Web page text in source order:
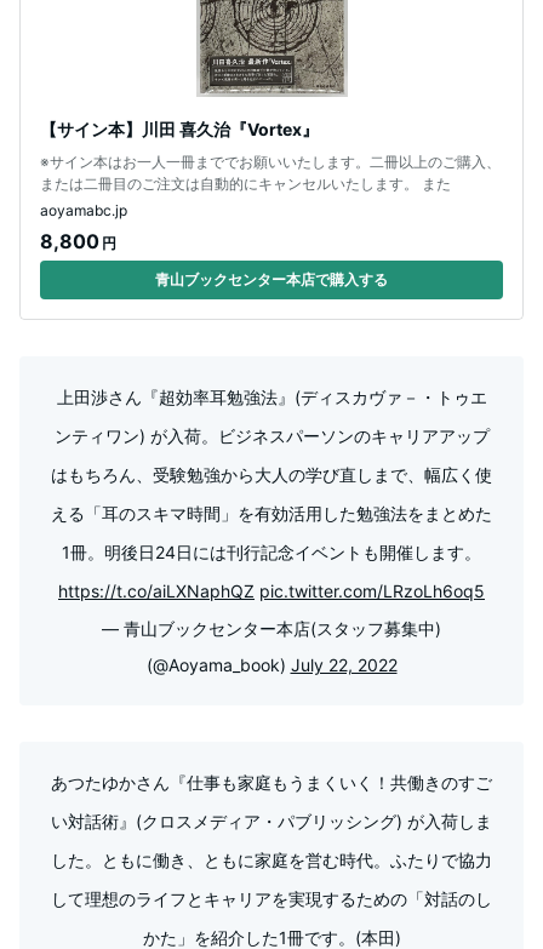
【サイン本】川田 喜久治『Vortex』
※サイン本はお一人一冊まででお願いいたします。二冊以上のご購入、
または二冊目のご注文は自動的にキャンセルいたします。 また
aoyamabc.jp
8,800 円
青山ブックセンター本店で購入する
上田渉さん『超効率耳勉強法』(ディスカヴァ－・トゥエ
ンティワン) が入荷。ビジネスパーソンのキャリアアップ
はもちろん、受験勉強から大人の学び直しまで、幅広く使
える「耳のスキマ時間」を有効活用した勉強法をまとめた
1冊。明後日24日には刊行記念イベントも開催します。
https://t.co/aiLXNaphQZ pic.twitter.com/LRzoLh6oq5
— 青山ブックセンター本店(スタッフ募集中)
(@Aoyama_book) July 22, 2022
あつたゆかさん『仕事も家庭もうまくいく！共働きのすご
い対話術』(クロスメディア・パブリッシング) が入荷しま
した。ともに働き、ともに家庭を営む時代。ふたりで協力
して理想のライフとキャリアを実現するための「対話のし
かた」を紹介した1冊です。(本田)